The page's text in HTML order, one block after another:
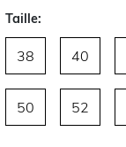
Taille:
38 40
50 52